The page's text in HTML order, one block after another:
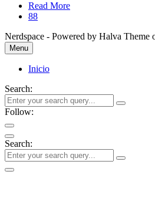
Read More
88
Nerdspace - Powered by Halva Theme
Menu
Inicio
Search:
Follow:
Search: